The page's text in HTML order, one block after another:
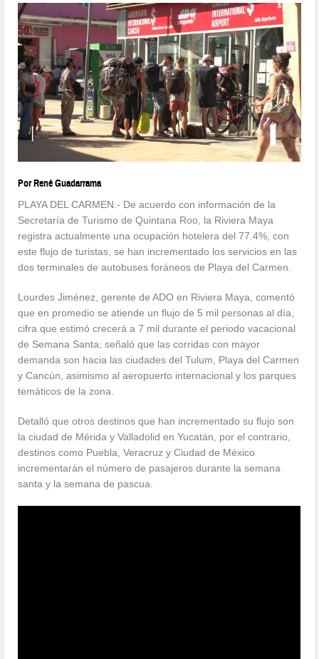
Por René Guadarrama
PLAYA DEL CARMEN.- De acuerdo con información de la
Secretaría de Turismo de Quintana Roo, la Riviera Maya
registra actualmente una ocupación hotelera del 77.4%, con
este flujo de turistas, se han incrementado los servicios en las
dos terminales de autobuses foráneos de Playa del Carmen.
Lourdes Jiménez, gerente de ADO en Riviera Maya, comentó
que en promedio se atiende un flujo de 5 mil personas al día,
cifra que estimó crecerá a 7 mil durante el periodo vacacional
de Semana Santa; señaló que las corridas con mayor
demanda son hacia las ciudades del Tulum, Playa del Carmen
y Cancún, asimismo al aeropuerto internacional y los parques
temáticos de la zona.
Detalló que otros destinos que han incrementado su flujo son
la ciudad de Mérida y Valladolid en Yucatán, por el contrario,
destinos como Puebla, Veracruz y Ciudad de México
incrementarán el número de pasajeros durante la semana
santa y la semana de pascua.